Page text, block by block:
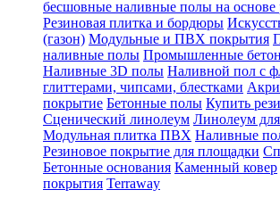
бесшовные наливные полы на основе
Резиновая плитка и бордюры
(газон) Модульные и ПВХ покрытия
наливные полы Промышленные
Наливные 3D полы Наливной пол с
глиттерами, чипсами, блестками
покрытие Бетонные полы Купить
Сценический линолеум Линолеум для
Модульная плитка ПВХ Наливные
Резиновое покрытие для площадки
Бетонные основания Каменный ковер
покрытия Terraway